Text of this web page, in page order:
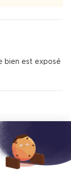
bien est exposé